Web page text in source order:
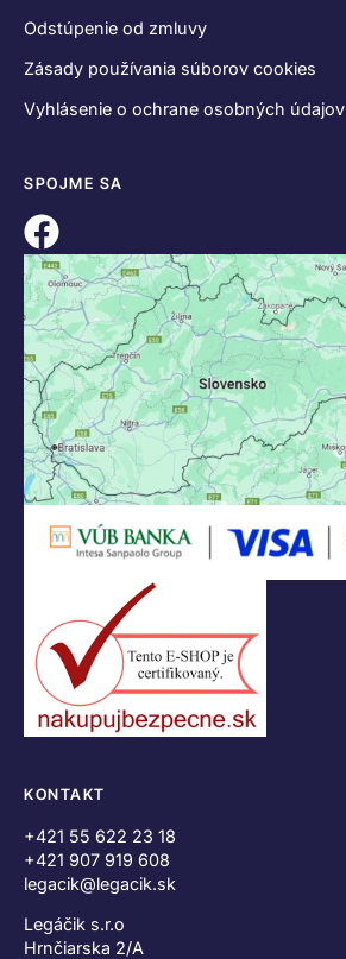
Odstúpenie od zmluvy
Zásady používania súborov cookies
Vyhlásenie o ochrane osobných údajov
SPOJME SA
KONTAKT
+421 55 622 23 18
+421 907 919 608
legacik@legacik.sk
Legáčik s.r.o
Hrnčiarska 2/A